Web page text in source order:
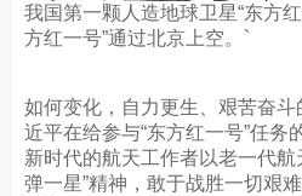
我国第一颗人造地球卫星“东方
方红一号”通过北京上空。`
如何变化，自力更生、艰苦奋斗
近平在给参与“东方红一号”任务
新时代的航天工作者以老一代
弹一星”精神，敢于战胜一切艰